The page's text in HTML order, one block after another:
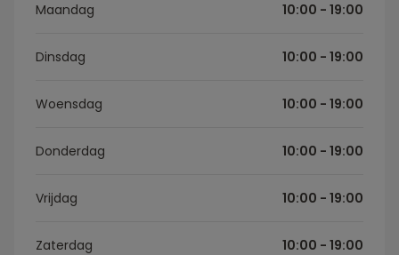
Maandag 10:00 - 19:00
Dinsdag 10:00 - 19:00
Woensdag 10:00 - 19:00
Donderdag 10:00 - 19:00
Vrijdag 10:00 - 19:00
Zaterdag 10:00 - 19:00